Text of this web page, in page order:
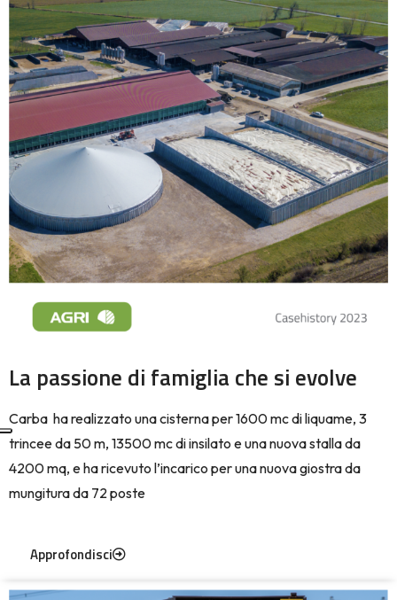
La passione di famiglia che si evolve
Carba ha realizzato una cisterna per 1600 mc di liquame, 3
trincee da 50 m, 13500 mc di insilato e una nuova stalla da
4200 mq, e ha ricevuto l’incarico per una nuova giostra da
mungitura da 72 poste
Approfondisci